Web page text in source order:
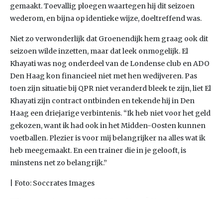
gemaakt. Toevallig ploegen waartegen hij dit seizoen
wederom, en bijna op identieke wijze, doeltreffend was.
Niet zo verwonderlijk dat Groenendijk hem graag ook dit
seizoen wilde inzetten, maar dat leek onmogelijk. El
Khayati was nog onderdeel van de Londense club en ADO
Den Haag kon financieel niet met hen wedijveren. Pas
toen zijn situatie bij QPR niet veranderd bleek te zijn, liet El
Khayati zijn contract ontbinden en tekende hij in Den
Haag een driejarige verbintenis. “Ik heb niet voor het geld
gekozen, want ik had ook in het Midden-Oosten kunnen
voetballen. Plezier is voor mij belangrijker na alles wat ik
heb meegemaakt. En een trainer die in je gelooft, is
minstens net zo belangrijk.”
| Foto: Soccrates Images